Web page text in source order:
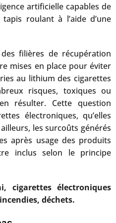
artificielle capables de
roulant à l’aide d’une
filières de récupération
mises en place pour éviter
au lithium des cigarettes
risques, toxiques ou
résulter. Cette question
électroniques, qu’elles
les surcoûts générés
après usage des produits
inclus selon le principe
cigarettes électroniques
déchets.